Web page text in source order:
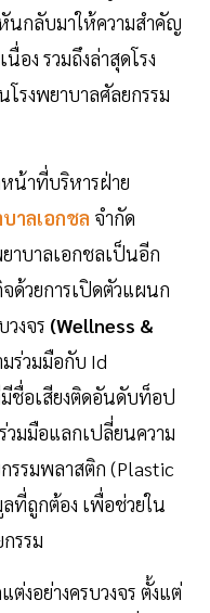
นกลับมาให้ความสำคัญ
อง รวมถึงล่าสุดโรง
รงพยาบาลศัลยกรรม
น้าที่บริหารฝ่าย
าลเอกชล จำกัด
าบาลเอกชลเป็นอีก
ด้วยการเปิดตัวแผนก
งจร (Wellness &
ร่วมมือกับ Id
ชื่อเสียงติดอันดับท็อป
วมมือแลกเปลี่ยนความ
รรมพลาสติก (Plastic
ที่ถูกต้อง เพื่อช่วยใน
รรม
ต่งอย่างครบวงจร ตั้งแต่